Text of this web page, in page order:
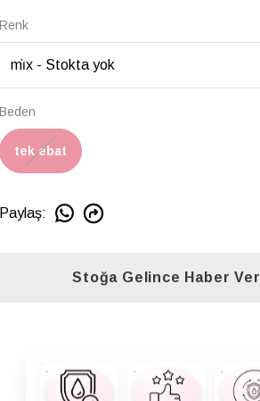
Renk
Beden
tek ebat
Paylaş:
Stoğa Gelince Haber Ver